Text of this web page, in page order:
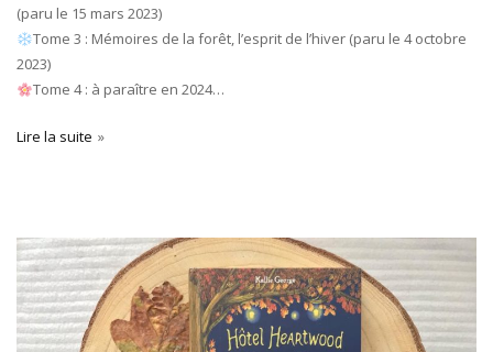
(paru le 15 mars 2023)
Tome 3 : Mémoires de la forêt, l’esprit de l’hiver (paru le 4 octobre
2023)
Tome 4 : à paraître en 2024…
Lire la suite